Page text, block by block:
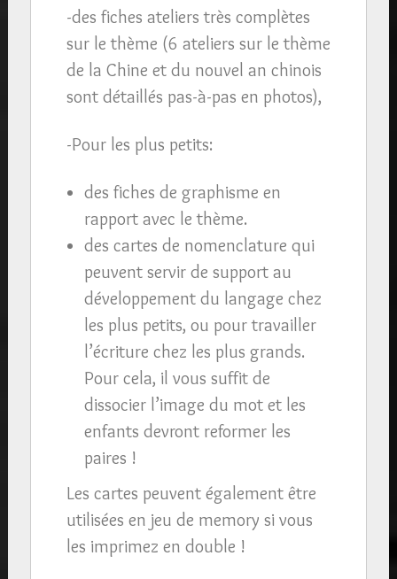
-des fiches ateliers très complètes
sur le thème (6 ateliers sur le thème
de la Chine et du nouvel an chinois
sont détaillés pas-à-pas en photos),
-Pour les plus petits:
des fiches de graphisme en
rapport avec le thème.
des cartes de nomenclature qui
peuvent servir de support au
développement du langage chez
les plus petits, ou pour travailler
l’écriture chez les plus grands.
Pour cela, il vous suffit de
dissocier l’image du mot et les
enfants devront reformer les
paires !
Les cartes peuvent également être
utilisées en jeu de memory si vous
les imprimez en double !